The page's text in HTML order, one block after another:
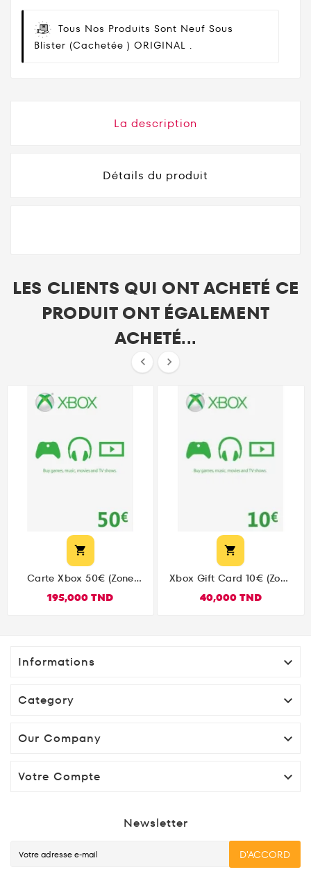
Tous Nos Produits Sont Neuf Sous
Blister (cachetée ) ORIGINAL .
La description
Détails du produit
LES CLIENTS QUI ONT ACHETÉ CE
PRODUIT ONT ÉGALEMENT
ACHETÉ...
 

Carte Xbox 50€ (zone
195,000 TND

Xbox Gift Card 10€ (zone
40,000 TND
Informations 
Category 
Our Company 
Votre Compte 
Newsletter
D'ACCORD